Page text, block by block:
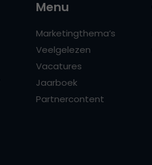
Menu
Marketingthema’s
Veelgelezen
Vacatures
Jaarboek
Partnercontent